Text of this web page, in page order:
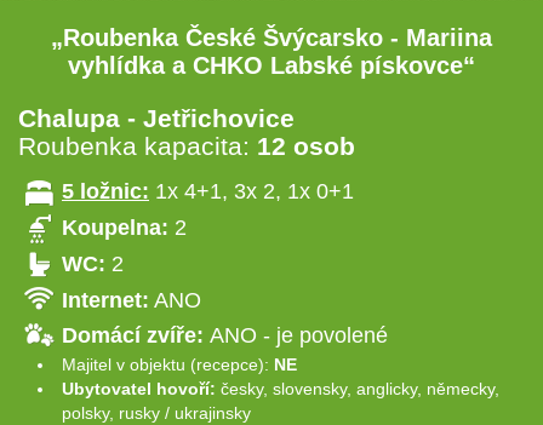
„Roubenka České Švýcarsko - Mariina
vyhlídka a CHKO Labské pískovce“
Chalupa - Jetřichovice
Roubenka kapacita: 12 osob
5 ložnic: 1x 4+1, 3x 2, 1x 0+1
Koupelna: 2
WC: 2
Internet: ANO
Domácí zvíře: ANO - je povolené
Majitel v objektu (recepce): NE
Ubytovatel hovoří: česky, slovensky, anglicky, německy,
polsky, rusky / ukrajinsky